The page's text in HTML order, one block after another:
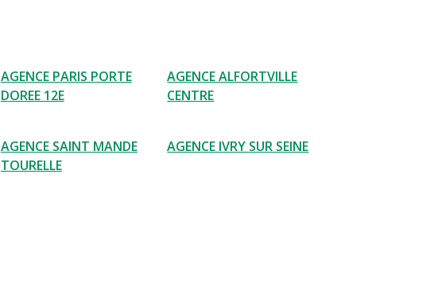
AGENCE PARIS PORTE
DOREE 12E
AGENCE ALFORTVILLE
CENTRE
AGENCE SAINT MANDE
TOURELLE
AGENCE IVRY SUR SEINE